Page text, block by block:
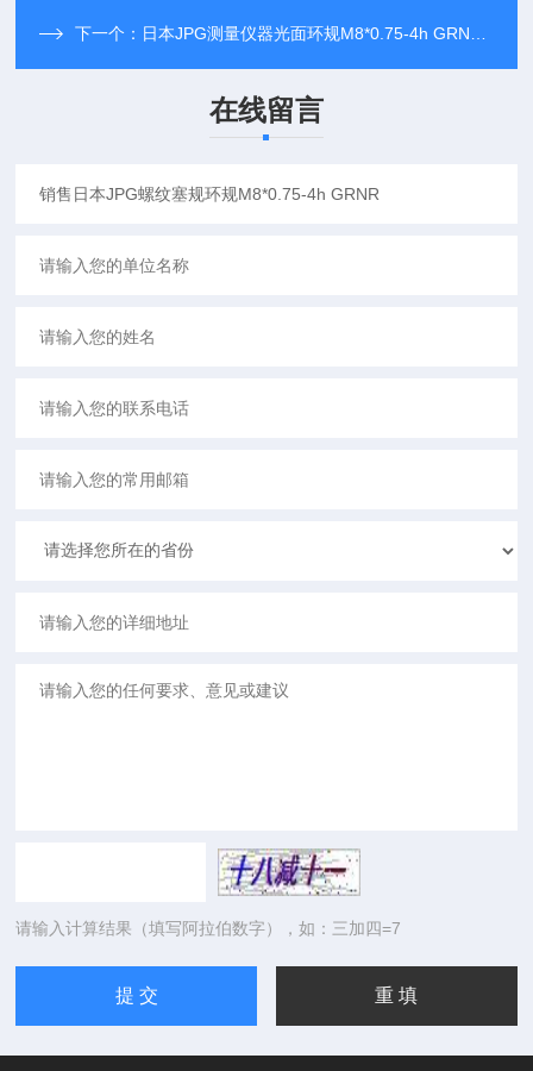
下一个： 日本JPG测量仪器光面环规M8*0.75-4h GRNR现货
在线留言
请输入计算结果（填写阿拉伯数字），如：三加四=7